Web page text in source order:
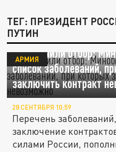
ТЕГ: ПРЕЗИДЕНТ
ПУТИН
Ужесточили отбор:
список заболеваний,
заключить контракт
АРМИЯ
28 СЕНТЯБРЯ 10:59
Перечень
заключение
силами России,